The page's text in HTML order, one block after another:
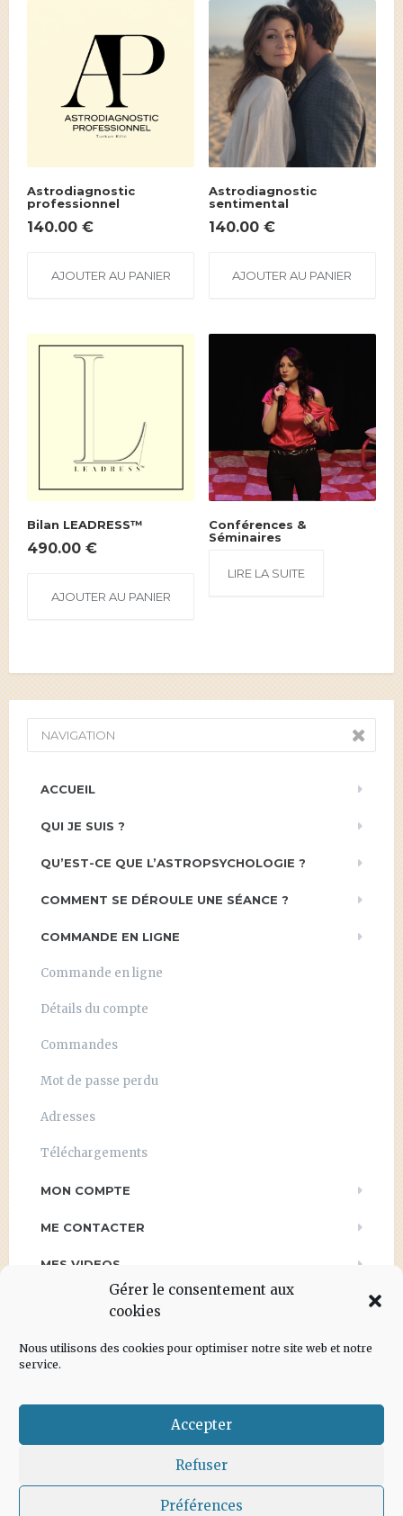
Gérer le consentement aux
cookies
Nous utilisons des cookies pour optimiser notre site web et notre
service.
Accepter
Refuser
Préférences
Astrodiagnostic
professionnel
140.00 €
AJOUTER AU PANIER
Astrodiagnostic
sentimental
140.00 €
AJOUTER AU PANIER
Bilan LEADRESS™
490.00 €
AJOUTER AU PANIER
Conférences &
Séminaires
LIRE LA SUITE
NAVIGATION
ACCUEIL
QUI JE SUIS ?
QU’EST-CE QUE L’ASTROPSYCHOLOGIE ?
COMMENT SE DÉROULE UNE SÉANCE ?
COMMANDE EN LIGNE
Commande en ligne
Détails du compte
Commandes
Mot de passe perdu
Adresses
Téléchargements
MON COMPTE
ME CONTACTER
MES VIDEOS
Mentions Légales
Accueil